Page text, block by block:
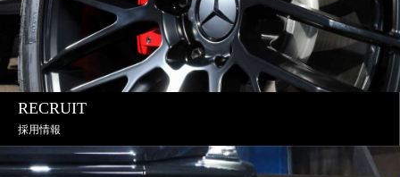
RECRUIT
採用情報